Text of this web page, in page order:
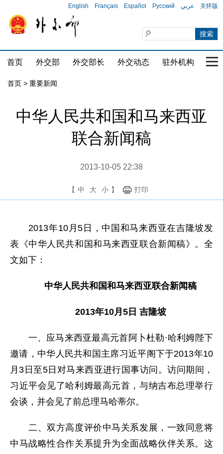
English Français Español Русский عربي 关怀版
首页 外交部 外交部长 外交动态 驻外机构 国
首页 > 重要新闻
中华人民共和国和马来西亚
联合新闻稿
2013-10-05 22:38
【 中 大 小 】 打印
2013年10月5日，中国和马来西亚在吉隆坡发
表《中华人民共和国和马来西亚联合新闻稿》。全
文如下：
中华人民共和国和马来西亚联合新闻稿
2013年10月5日 吉隆坡
一、应马来西亚最高元首阿卜杜勒·哈利姆陛下
邀请，中华人民共和国主席习近平阁下于2013年10
月3日至5日对马来西亚进行国事访问。访问期间，
习近平会见了哈利姆最高元首，与纳吉布总理举行
会谈，并会见了前总理马哈蒂尔。
二、双方高度评价中马关系发展，一致同意将
中马战略性合作关系提升为全面战略伙伴关系。这